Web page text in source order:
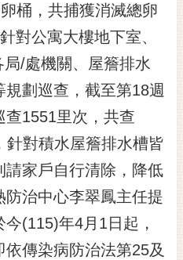
桶，共捕獲消滅總卵
對公寓大樓地下室、
/處機關、屋簷排水
劃巡查，截至第18週
查1551里次，共查
針對積水屋簷排水槽皆
家戶自行清除，降低
治中心李翠鳳主任提
(115)年4月1日起，
傳染病防治法第25及